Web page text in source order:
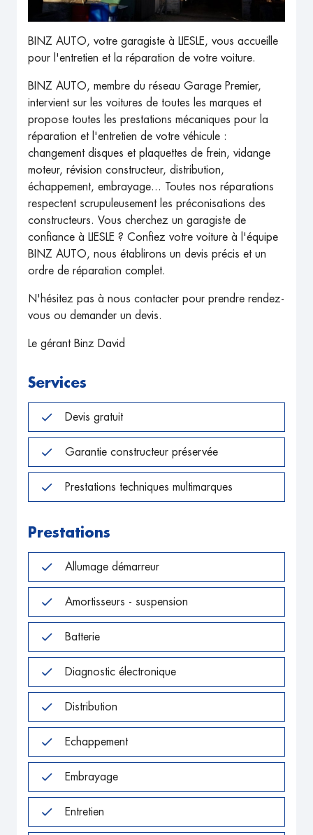
BINZ AUTO, votre garagiste à LIESLE, vous accueille
pour l'entretien et la réparation de votre voiture.
BINZ AUTO, membre du réseau Garage Premier,
intervient sur les voitures de toutes les marques et
propose toutes les prestations mécaniques pour la
réparation et l'entretien de votre véhicule :
changement disques et plaquettes de frein, vidange
moteur, révision constructeur, distribution,
échappement, embrayage... Toutes nos réparations
respectent scrupuleusement les préconisations des
constructeurs. Vous cherchez un garagiste de
confiance à LIESLE ? Confiez votre voiture à l'équipe
BINZ AUTO, nous établirons un devis précis et un
ordre de réparation complet.
N'hésitez pas à nous contacter pour prendre rendez-
vous ou demander un devis.
Le gérant Binz David
Services
Devis gratuit
Garantie constructeur préservée
Prestations techniques multimarques
Prestations
Allumage démarreur
Amortisseurs - suspension
Batterie
Diagnostic électronique
Distribution
Echappement
Embrayage
Entretien